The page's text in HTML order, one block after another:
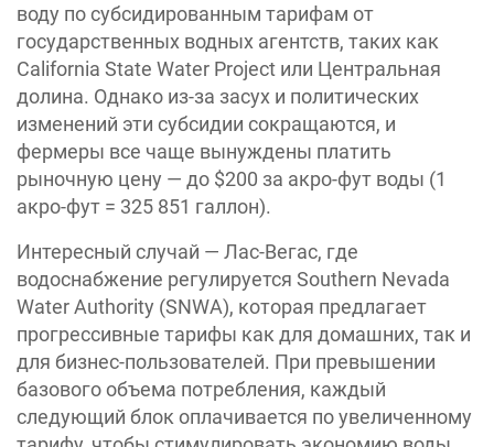
воду по субсидированным тарифам от
государственных водных агентств, таких как
California State Water Project или Центральная
долина. Однако из-за засух и политических
изменений эти субсидии сокращаются, и
фермеры все чаще вынуждены платить
рыночную цену — до $200 за акро-фут воды (1
акро-фут = 325 851 галлон).
Интересный случай — Лас-Вегас, где
водоснабжение регулируется Southern Nevada
Water Authority (SNWA), которая предлагает
прогрессивные тарифы как для домашних, так и
для бизнес-пользователей. При превышении
базового объема потребления, каждый
следующий блок оплачивается по увеличенному